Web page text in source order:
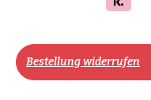
Bestellung widerrufen